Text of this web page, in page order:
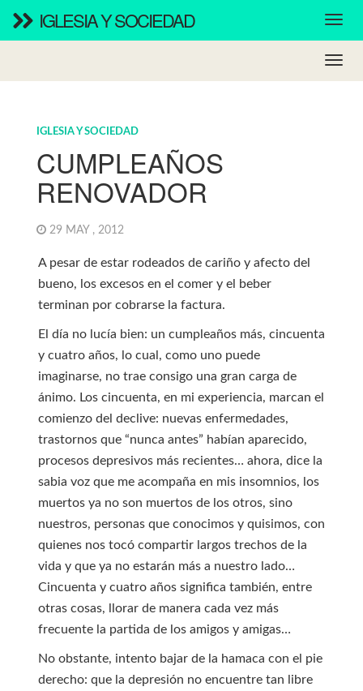
IGLESIA Y SOCIEDAD
IGLESIA Y SOCIEDAD
CUMPLEAÑOS
RENOVADOR
29 MAY , 2012
A pesar de estar rodeados de cariño y afecto del
bueno, los excesos en el comer y el beber
terminan por cobrarse la factura.
El día no lucía bien: un cumpleaños más, cincuenta
y cuatro años, lo cual, como uno puede
imaginarse, no trae consigo una gran carga de
ánimo. Los cincuenta, en mi experiencia, marcan el
comienzo del declive: nuevas enfermedades,
trastornos que “nunca antes” habían aparecido,
procesos depresivos más recientes… ahora, dice la
sabia voz que me acompaña en mis insomnios, los
muertos ya no son muertos de los otros, sino
nuestros, personas que conocimos y quisimos, con
quienes nos tocó compartir largos trechos de la
vida y que ya no estarán más a nuestro lado…
Cincuenta y cuatro años significa también, entre
otras cosas, llorar de manera cada vez más
frecuente la partida de los amigos y amigas…
No obstante, intento bajar de la hamaca con el pie
derecho: que la depresión no encuentre tan libre